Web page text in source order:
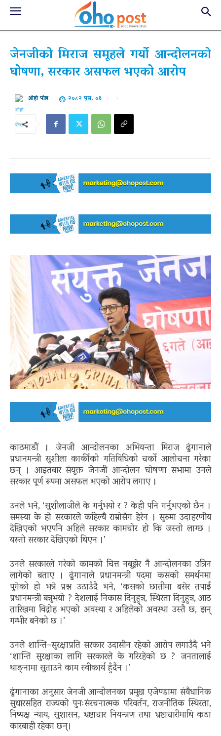
जेनजीको मिराज समूहले गर्यो आन्दोलनको
घोषणा, सरकार असफल भएको आरोप
ओहो पोष्ट २०८२ पुस, ०६
काठमाडौं । जेनजी आन्दोलनका अभियन्ता मिराज ढुंगानाले
प्रधानमन्त्री सुशीला कार्कीको गतिविधिको चर्को आलोचना गरेका
छन् । आइतबार संयुक्त जेनजी आन्दोलन घोषणा सभामा उनले
सरकार पूर्ण रूपमा असफल भएको आरोप लगाए ।
उनले भने, ‘सुशीलाजीले के गर्नुभयो र ? केही पनि गर्नुभएको छैन ।
समस्या के हो सरकारले कहिल्यै राम्रोसँग हेरेन । सुरुमा उदाहरणीय
देखिएको भएपनि अहिले सरकार कामचोर हो कि जस्तो लाग्छ ।
यस्तो सरकार देखिएको थिएन ।’
उनले सरकारले गरेको कामको चित्त नबुझेर नै आन्दोलनका उत्रिन
लागेको बताए । ढुंगानाले प्रधानमन्त्री पदमा कसको समर्थनमा
पुगेको हो भन्ने प्रश्न उठाउँदै भने, ‘कसको छातीमा बसेर तपाईं
प्रधानमन्त्री बन्नुभयो ? देशलाई निकास दिनुहुन्न, स्थिरता दिनुहुन्न, आठ
तारिखमा विद्रोह भएको अवस्था र अहिलेको अवस्था उस्तै छ, झन्
गम्भीर बनेको छ ।’
उनले शान्ति–सुरक्षाप्रति सरकार उदासीन रहेको आरोप लगाउँदै भने
‘शान्ति सुरक्षाका लागि सरकारले के गरिरहेको छ ? जनतालाई
थाङ्नामा सुताउने काम स्वीकार्य हुँदैन ।’
ढुंगानाका अनुसार जेनजी आन्दोलनका प्रमुख एजेण्डामा संवैधानिक
सुधारसहित राज्यको पुनःसंरचनात्मक परिवर्तन, राजनीतिक स्थिरता,
निष्पक्ष न्याय, सुशासन, भ्रष्टाचार नियन्त्रण तथा भ्रष्टाचारीमाथि कडा
कारबाही रहेका छन्।